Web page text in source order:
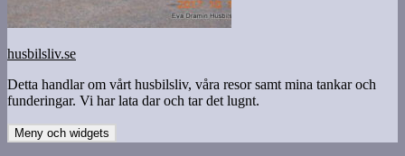
husbilsliv.se
Detta handlar om vårt husbilsliv, våra resor samt mina tankar och
funderingar. Vi har lata dar och tar det lugnt.
Meny och widgets